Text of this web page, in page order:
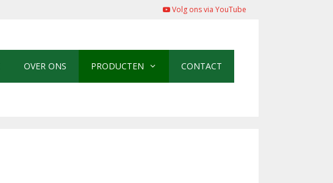
Volg ons via YouTube
OVER ONS PRODUCTEN CONTACT